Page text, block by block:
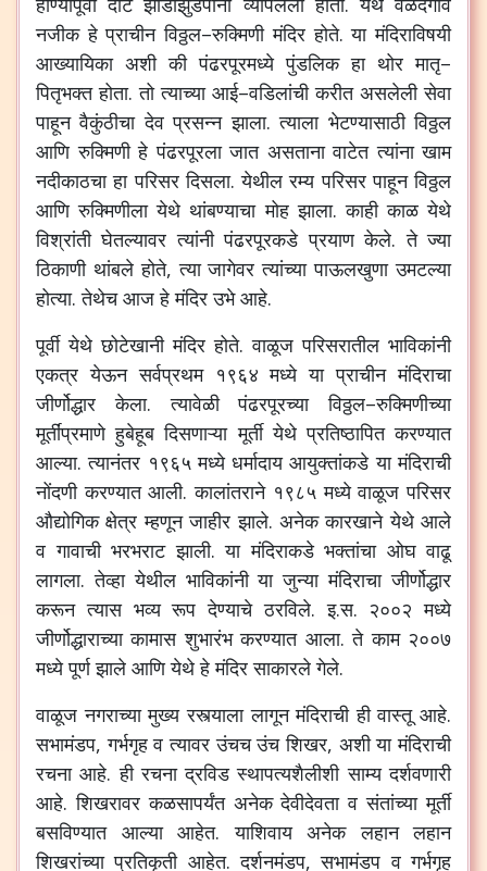
नजीक हे प्राचीन विठ्ठल–रुक्मिणी मंदिर होते.या मंदिराविषयी
आख्यायिका अशी की पंढरपूरमध्ये पुंडलिक हा थोर मातृ–
पितृभक्त होता.तो त्याच्या आई–वडिलांची करीत असलेली सेवा
पाहून वैकुंठीचा देव प्रसन्न झाला.त्याला भेटण्यासाठी विठ्ठल
आणि रुक्मिणी हे पंढरपूरला जात असताना वाटेत त्यांना खाम
नदीकाठचा हा परिसर दिसला.येथील रम्य परिसर पाहून विठ्ठल
आणि रुक्मिणीला येथे थांबण्याचा मोह झाला.काही काळ येथे
विश्रांती घेतल्यावर त्यांनी पंढरपूरकडे प्रयाण केले.ते ज्या
ठिकाणी थांबले होते,त्या जागेवर त्यांच्या पाऊलखुणा उमटल्या
होत्या.तेथेच आज हे मंदिर उभे आहे.
पूर्वी येथे छोटेखानी मंदिर होते.वाळूज परिसरातील भाविकांनी
एकत्र येऊन सर्वप्रथम १९६४ मध्ये या प्राचीन मंदिराचा
जीर्णोद्धार
केला.त्यावेळी पंढरपूरच्या विठ्ठल–रुक्मिणीच्या
मूर्तींप्रमाणे हुबेहूब दिसणाऱ्या मूर्ती येथे प्रतिष्ठापित करण्यात
आल्या.त्यानंतर १९६५ मध्ये धर्मादाय आयुक्तांकडे या मंदिराची
नोंदणी करण्यात आली.कालांतराने १९८५ मध्ये वाळूज परिसर
औद्योगिक क्षेत्र म्हणून जाहीर झाले. अनेक कारखाने येथे आले
व गावाची भरभराट झाली.या मंदिराकडे भक्तांचा ओघ वाढू
लागला.तेव्हा येथील भाविकांनी या जुन्या मंदिराचा जीर्णोद्धार
करून त्यास भव्य रूप देण्याचे ठरविले.इ.स. २००२ मध्ये
जीर्णोद्धाराच्या कामास शुभारंभ करण्यात आला.ते काम २००७
मध्ये पूर्ण झाले आणि येथे हे मंदिर साकारले गेले.
वाळूज नगराच्या मुख्य रस्त्याला लागून मंदिराची ही वास्तू आहे.
सभामंडप,गर्भगृह व त्यावर उंचच उंच शिखर, अशी या मंदिराची
रचना आहे.ही रचना द्रविड स्थापत्यशैलीशी साम्य दर्शवणारी
आहे.शिखरावर कळसापर्यंत अनेक देवीदेवता व संतांच्या मूर्ती
बसविण्यात आल्या आहेत.याशिवाय अनेक लहान लहान
शिखरांच्या प्रतिकृती आहेत.दर्शनमंडप,सभामंडप व गर्भगृह